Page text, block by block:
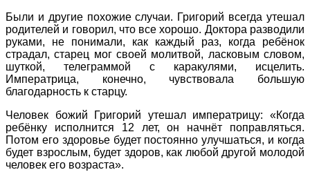
Были и другие похожие случаи. Григорий всегда утешал
родителей и говорил, что все хорошо. Доктора разводили
руками, не понимали, как каждый раз, когда ребёнок
страдал, старец мог своей молитвой, ласковым словом,
шуткой, телеграммой с каракулями, исцелить.
Императрица, конечно, чувствовала большую
благодарность к старцу.
Человек божий Григорий утешал императрицу: «Когда
ребёнку исполнится 12 лет, он начнёт поправляться.
Потом его здоровье будет постоянно улучшаться, и когда
будет взрослым, будет здоров, как любой другой молодой
человек его возраста».